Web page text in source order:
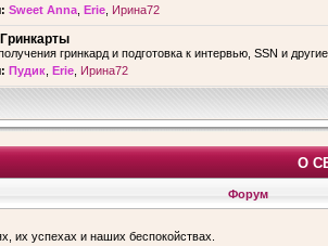
Sweet Anna Erie Ирина72
гринкард и подготовка к интервью, SSN и
Пудик Erie Ирина72
О
Форум
их успехах и наших беспокойствах.